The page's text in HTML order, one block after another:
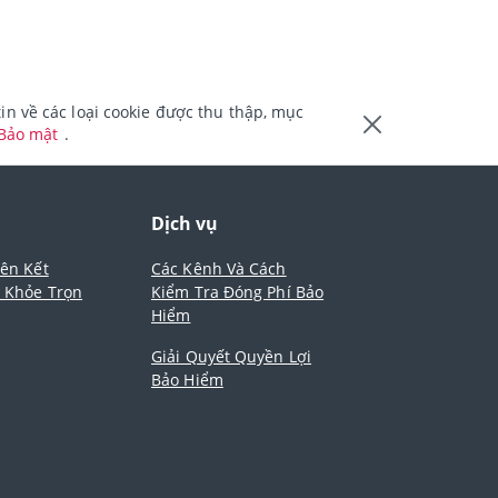
về các loại cookie được thu thập, mục
mật .
Kết
Trọn
Dịch vụ
Các Kênh Và Cách
Kiểm Tra Đóng Phí Bảo
Hiểm
Giải Quyết Quyền Lợi
Bảo Hiểm